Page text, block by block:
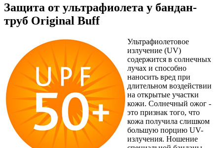
Защита от ультрафиолета у бандан-
труб Original Buff
Ультрафиолетовое
излучение (UV)
содержится в солнечных
лучах и способно
наносить вред при
длительном воздействии
на открытые участки
кожи. Солнечный ожог -
это признак того, что
кожа получила слишком
большую порцию UV-
излучения. Ношение